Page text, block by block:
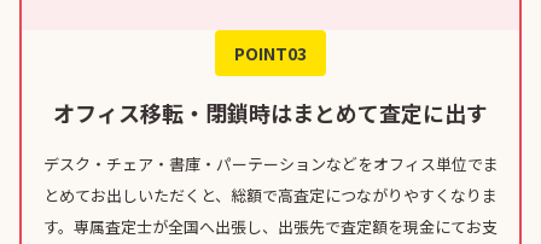
POINT03
オフィス移転・閉鎖時はまとめて査定に出す
デスク・チェア・書庫・パーテーションなどをオフィス単位でま
とめてお出しいただくと、総額で高査定につながりやすくなりま
す。専属査定士が全国へ出張し、出張先で査定額を現金にてお支